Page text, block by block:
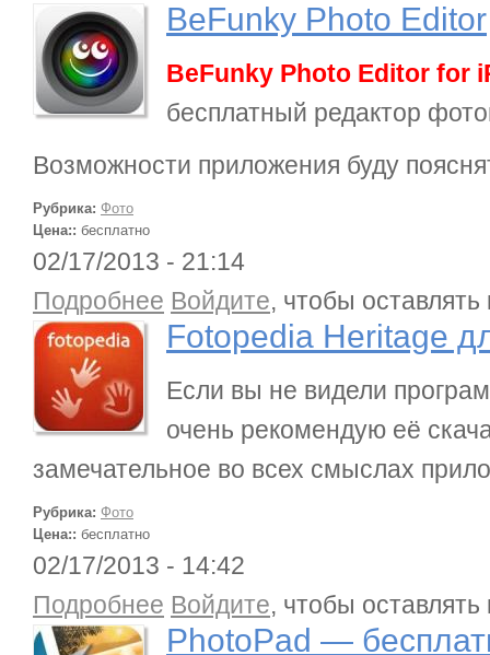
BeFunky Photo Editor
BeFunky Photo Editor for
бесплатный редактор
Возможности приложения буду
Рубрика: Фото
Цена:: бесплатно
02/17/2013 - 21:14
Подробнее о Fotopedia Heritage для iPad
Войдите, чтобы
Fotopedia Heritage
Если вы не видели
очень рекомендую её
замечательное во всех смыслах
Рубрика: Фото
Цена:: бесплатно
02/17/2013 - 14:42
Подробнее о PhotoPad — бесплатный редактор фотографий
Войдите, чтобы
PhotoPad —